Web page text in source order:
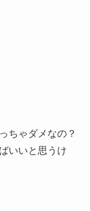
ちゃダメなの？
いいと思うけ